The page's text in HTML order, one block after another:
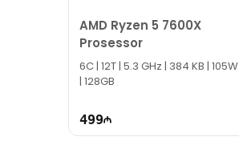
AMD Ryzen 5 7600X
Prosessor
6C | 12T | 5.3 GHz | 384 KB | 105W
| 128GB
499